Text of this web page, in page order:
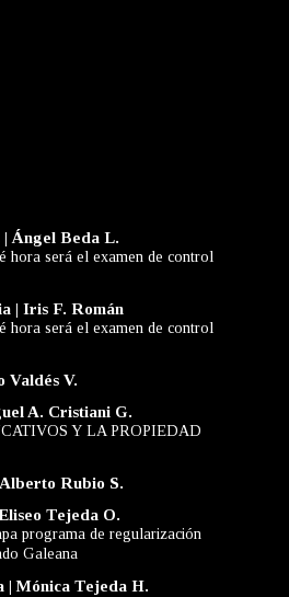
Ángel Beda L.
hora será el examen de control
| Iris F. Román
hora será el examen de control
Valdés V.
A. Cristiani G.
Y LA PROPIEDAD
Rubio S.
Tejeda O.
programa de regularización
Galeana
| Mónica Tejeda H.